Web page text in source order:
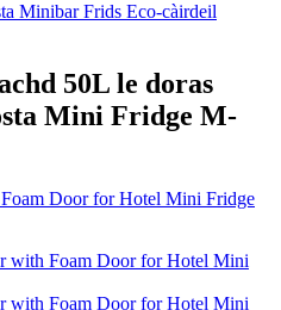
Minibar Frids Eco-càirdeil
50L le doras
Mini Fridge M-